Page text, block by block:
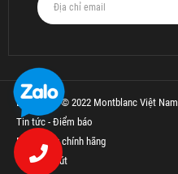
Bản quyền © 2022 Montblanc Việt Nam
Tin tức - Điểm báo
Bút Parker chính hãng
Thế Giới Bút